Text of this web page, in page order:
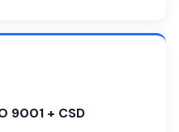
9001 + CSD